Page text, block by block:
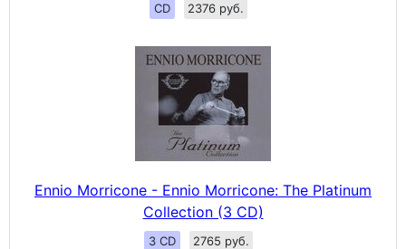
CD 2376 руб.
Ennio Morricone - Ennio Morricone: The Platinum
Collection (3 CD)
3 CD 2765 руб.